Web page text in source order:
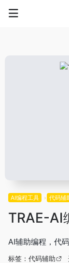
AI编程工具 代码辅
TRAE-AI
AI辅助编程，代
标签： 代码辅助